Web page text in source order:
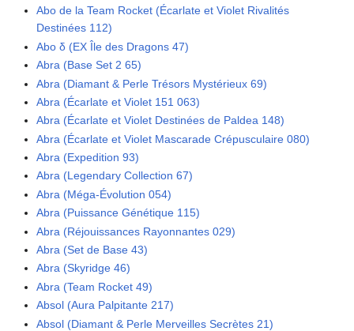
Abo de la Team Rocket (Écarlate et Violet Rivalités
Destinées 112)
Abo δ (EX Île des Dragons 47)
Abra (Base Set 2 65)
Abra (Diamant & Perle Trésors Mystérieux 69)
Abra (Écarlate et Violet 151 063)
Abra (Écarlate et Violet Destinées de Paldea 148)
Abra (Écarlate et Violet Mascarade Crépusculaire 080)
Abra (Expedition 93)
Abra (Legendary Collection 67)
Abra (Méga-Évolution 054)
Abra (Puissance Génétique 115)
Abra (Réjouissances Rayonnantes 029)
Abra (Set de Base 43)
Abra (Skyridge 46)
Abra (Team Rocket 49)
Absol (Aura Palpitante 217)
Absol (Diamant & Perle Merveilles Secrètes 21)